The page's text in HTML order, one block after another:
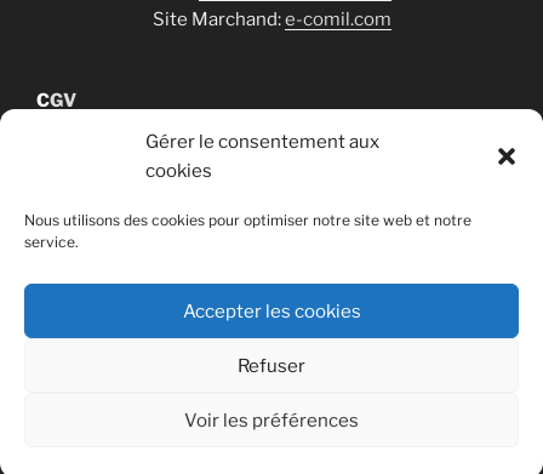
Gérer le consentement aux
cookies
Nous utilisons des cookies pour optimiser notre site web et notre
service.
Accepter les cookies
Refuser
Voir les préférences
Site Marchand:e-comil.com
CGV
RGPD
Fièrement propulsé par WordPress